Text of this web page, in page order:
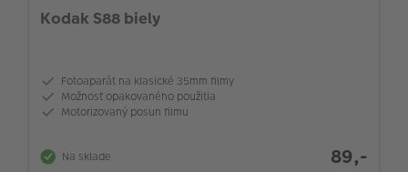
Kodak S88 biely
Fotoaparát na klasické 35mm filmy
Možnosť opakovaného použitia
Motorizovaný posun filmu
Na sklade 89,-